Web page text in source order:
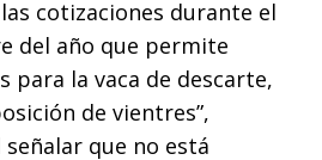
cotizaciones durante el
del año que permite
para la vaca de descarte,
de vientres”,
que no está